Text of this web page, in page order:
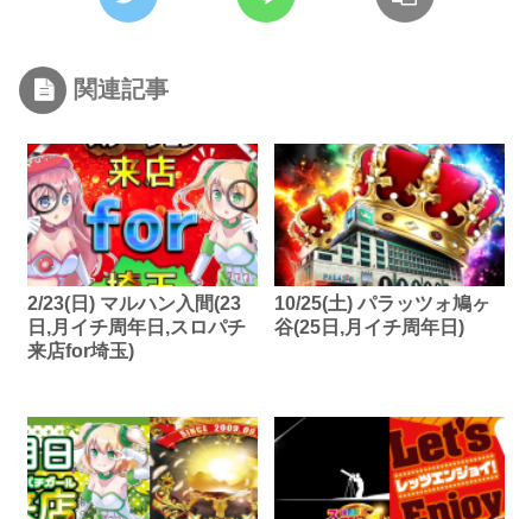
関連記事
2/23(日) マルハン入間(23
日,月イチ周年日,スロパチ
来店for埼玉)
10/25(土) パラッツォ鳩ヶ
谷(25日,月イチ周年日)